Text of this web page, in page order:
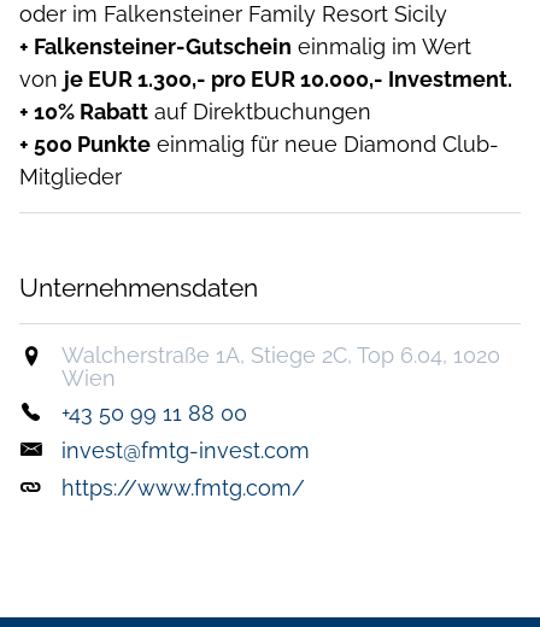
oder im Falkensteiner Family Resort Sicily
+ Falkensteiner-Gutschein einmalig im Wert
von je EUR 1.300,- pro EUR 10.000,- Investment.
+ 10% Rabatt auf Direktbuchungen
+ 500 Punkte einmalig für neue Diamond Club-
Mitglieder
Unternehmensdaten
Walcherstraße 1A, Stiege 2C, Top 6.04, 1020
Wien
+43 50 99 11 88 00
invest@fmtg-invest.com
https://www.fmtg.com/